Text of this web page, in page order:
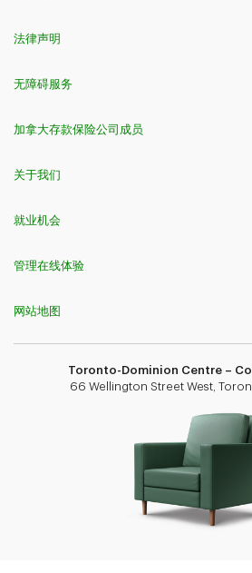
法律声明
无障碍服务
加拿大存款保险公司成员
关于我们
就业机会
管理在线体验
网站地图
Toronto-Dominion Centre –
66 Wellington Street West,